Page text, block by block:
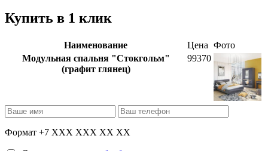
Купить в 1 клик
Наименование Цена Фото
Модульная спальня "Стокгольм"
(графит глянец)
99370
Формат +7 XXX XXX XX XX